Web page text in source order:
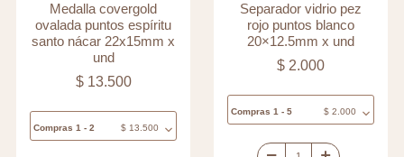
Medalla covergold
ovalada puntos espíritu
santo nácar 22x15mm x
und
$13.500
Compras 1 - 2 $13.500
Separador vidrio pez
rojo puntos blanco
20×12.5mm x und
$ 2.000
Compras 1 - 5 $2.000